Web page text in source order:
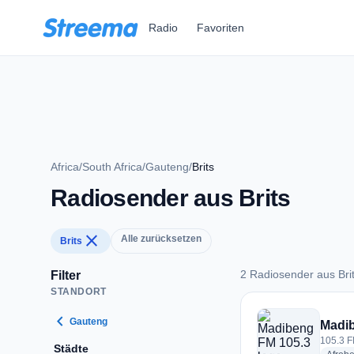
Radio Favoriten
Africa/South Africa/Gauteng/Brits
Radiosender aus Brits
Brits close Alle zurücksetzen
Filter
STANDORT
chevron_left Gauteng
Städte
2 Radiosender aus
2 Radiosender aus
105.3